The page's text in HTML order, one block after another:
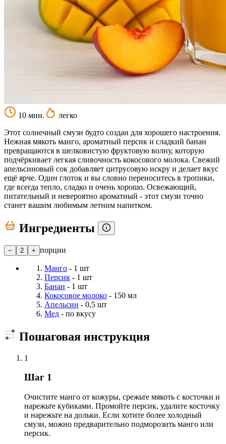
10 мин.
легко
Этот солнечный смузи будто создан для хорошего настроения.
Нежная мякоть манго, ароматный персик и сладкий банан
превращаются в шелковистую фруктовую волну, которую
подчёркивает легкая сливочность кокосового молока. Свежий
апельсиновый сок добавляет цитрусовую искру и делает вкус
ещё ярче. Один глоток и вы словно переноситесь в тропики,
где всегда тепло, сладко и очень хорошо. Освежающий,
питательный и невероятно ароматный - этот смузи точно
станет вашим любимым летним напитком.
Ингредиенты
− 2 + порции
Манго - 1 шт
Персик - 1 шт
Банан - 1 шт
Кокосовое молоко - 150 мл
Апельсин - 0,5 шт
Мед - по вкусу
Пошаговая инструкция
1
Шаг 1
Очистите манго от кожуры, срежьте мякоть с косточки и
нарежьте кубиками. Промойте персик, удалите косточку
и нарежьте на дольки. Если хотите более холодный
смузи, можно предварительно подморозить манго или
персик.